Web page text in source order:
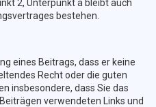
2, Unterpunkt a bleibt auch
bestehen.
eines Beitrags, dass er keine
Recht oder die guten
insbesondere, dass Sie das
verwendeten Links und